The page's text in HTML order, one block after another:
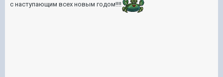
с наступающим всех новым годом!!!!